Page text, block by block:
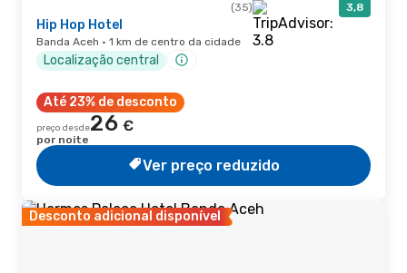
(35) 3,8
Hip Hop Hotel
Banda Aceh · 1 km de centro da cidade
Localização central
Até 23% de desconto
preço desde26 €
por noite
Ver preço reduzido
Desconto adicional disponível